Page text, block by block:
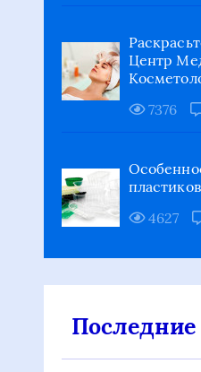
Центр
7376
4627